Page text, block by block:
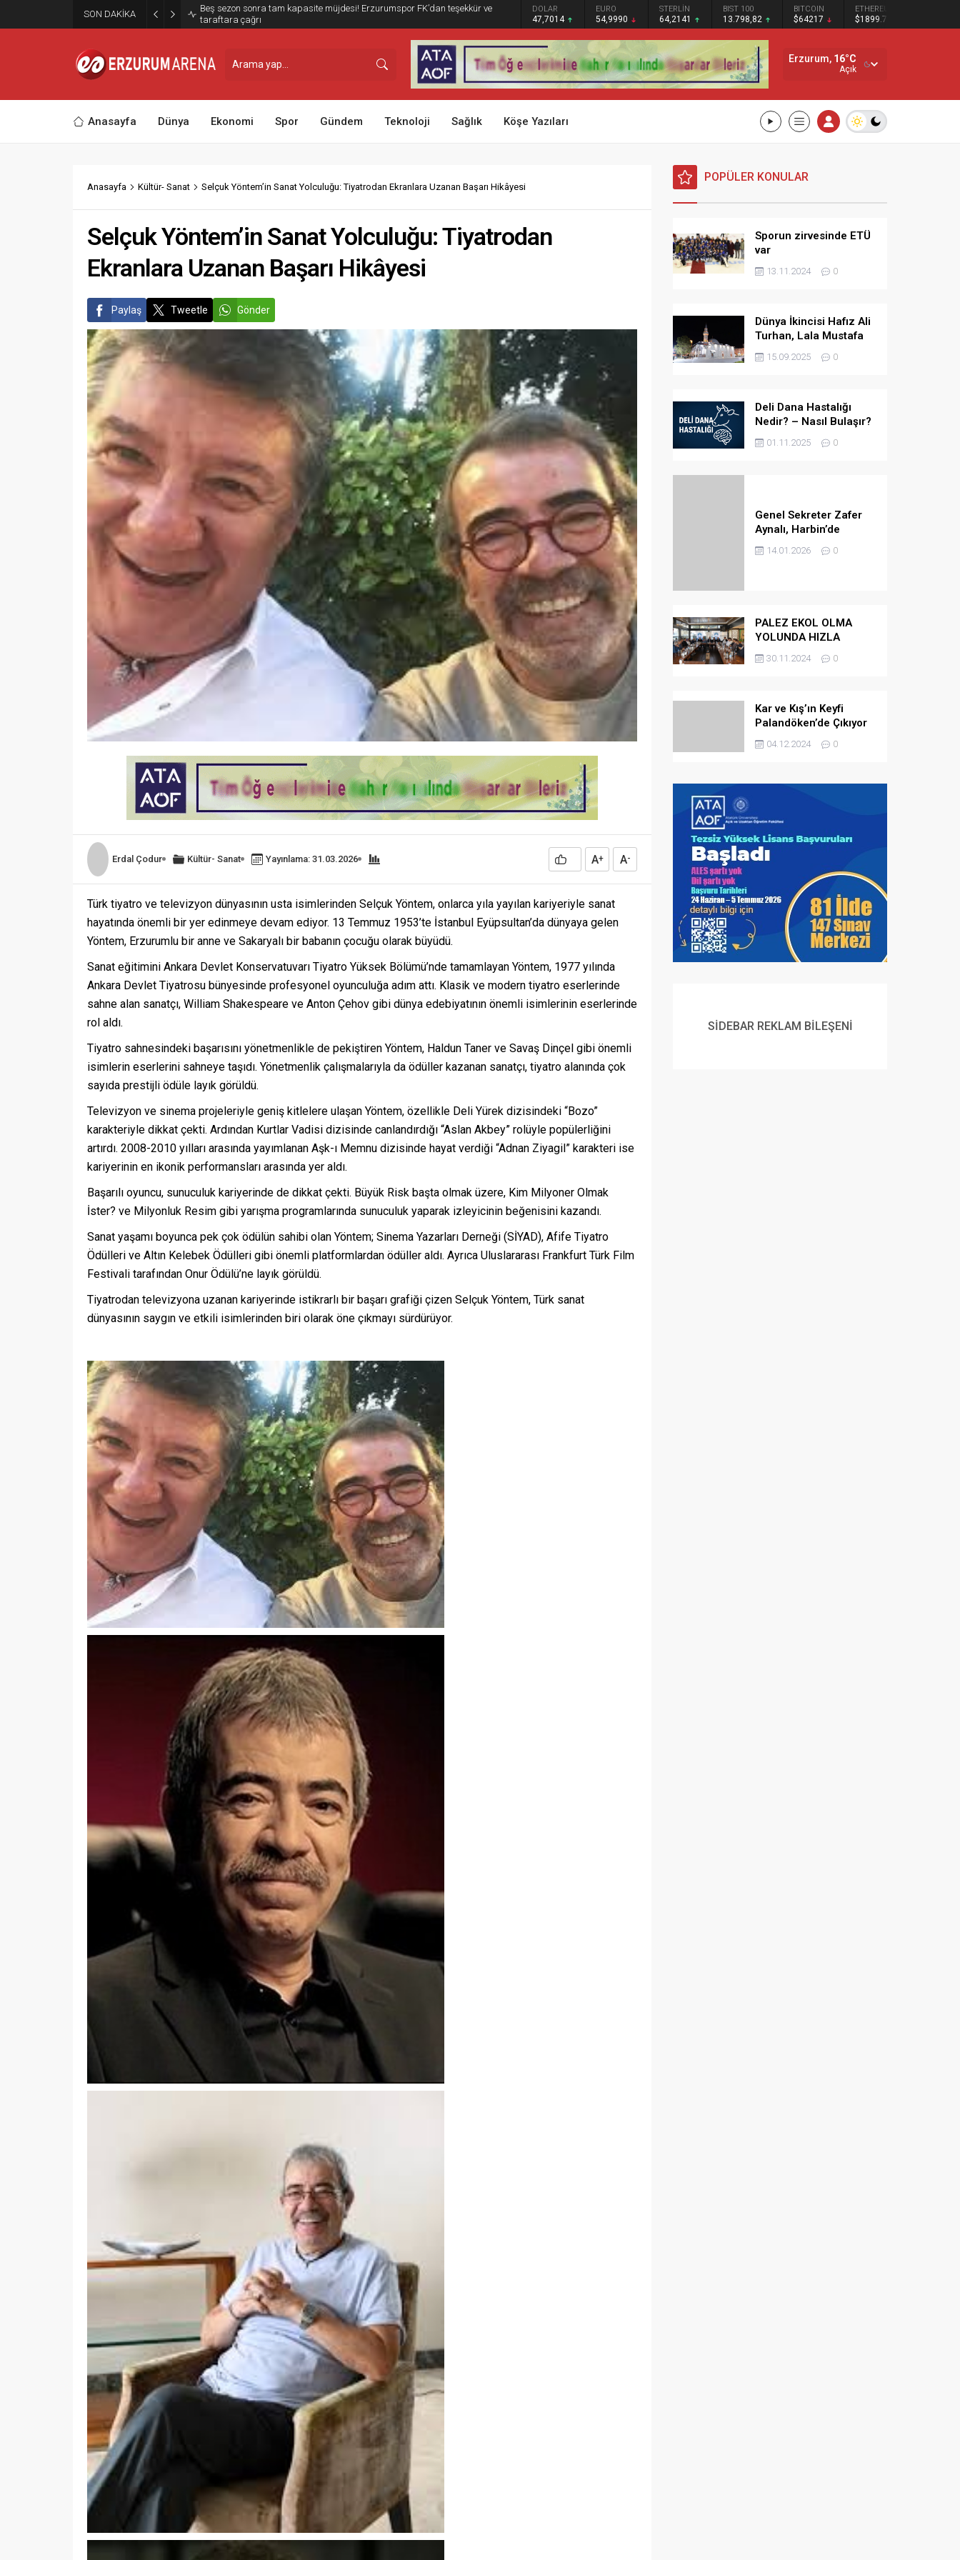
SON DAKİKA
Beş sezon sonra tam kapasite müjdesi! Erzurumspor FK’dan teşekkür ve
taraftara çağrı
GRAM ALTIN
47,7014 54,9990
STERLİN
64,2141
BIST 100
13.798,82
BITCOIN
$64217
ETHEREUM
$1899.77
Erzurum, 16°C
Açık
Anasayfa Dünya Ekonomi Spor Gündem Teknoloji Sağlık Köşe Yazıları
Anasayfa Kültür- Sanat Selçuk Yöntem’in Sanat Yolculuğu: Tiyatrodan Ekranlara Uzanan Başarı Hikâyesi
Selçuk Yöntem’in Sanat Yolculuğu: Tiyatrodan
Ekranlara Uzanan Başarı Hikâyesi
Paylaş Tweetle Gönder
Erdal Çodur Kültür- Sanat Yayınlama: 31.03.2026 A+ A-
Türk tiyatro ve televizyon dünyasının usta isimlerinden Selçuk Yöntem, onlarca yıla yayılan kariyeriyle sanat
hayatında önemli bir yer edinmeye devam ediyor. 13 Temmuz 1953’te İstanbul Eyüpsultan’da dünyaya gelen
Yöntem, Erzurumlu bir anne ve Sakaryalı bir babanın çocuğu olarak büyüdü.
Sanat eğitimini Ankara Devlet Konservatuvarı Tiyatro Yüksek Bölümü’nde tamamlayan Yöntem, 1977 yılında
Ankara Devlet Tiyatrosu bünyesinde profesyonel oyunculuğa adım attı. Klasik ve modern tiyatro eserlerinde
sahne alan sanatçı, William Shakespeare ve Anton Çehov gibi dünya edebiyatının önemli isimlerinin eserlerinde
rol aldı.
Tiyatro sahnesindeki başarısını yönetmenlikle de pekiştiren Yöntem, Haldun Taner ve Savaş Dinçel gibi önemli
isimlerin eserlerini sahneye taşıdı. Yönetmenlik çalışmalarıyla da ödüller kazanan sanatçı, tiyatro alanında çok
sayıda prestijli ödüle layık görüldü.
Televizyon ve sinema projeleriyle geniş kitlelere ulaşan Yöntem, özellikle Deli Yürek dizisindeki “Bozo”
karakteriyle dikkat çekti. Ardından Kurtlar Vadisi dizisinde canlandırdığı “Aslan Akbey” rolüyle popülerliğini
artırdı. 2008-2010 yılları arasında yayımlanan Aşk-ı Memnu dizisinde hayat verdiği “Adnan Ziyagil” karakteri ise
kariyerinin en ikonik performansları arasında yer aldı.
Başarılı oyuncu, sunuculuk kariyerinde de dikkat çekti. Büyük Risk başta olmak üzere, Kim Milyoner Olmak
İster? ve Milyonluk Resim gibi yarışma programlarında sunuculuk yaparak izleyicinin beğenisini kazandı.
Sanat yaşamı boyunca pek çok ödülün sahibi olan Yöntem; Sinema Yazarları Derneği (SİYAD), Afife Tiyatro
Ödülleri ve Altın Kelebek Ödülleri gibi önemli platformlardan ödüller aldı. Ayrıca Uluslararası Frankfurt Türk Film
Festivali tarafından Onur Ödülü’ne layık görüldü.
Tiyatrodan televizyona uzanan kariyerinde istikrarlı bir başarı grafiği çizen Selçuk Yöntem, Türk sanat
dünyasının saygın ve etkili isimlerinden biri olarak öne çıkmayı sürdürüyor.
POPÜLER KONULAR
Sporun zirvesinde ETÜ
var
13.11.2024 0
Dünya İkincisi Hafız Ali
Turhan, Lala Mustafa
Paşa Camii’ne Atandı
15.09.2025 0
Deli Dana Hastalığı
Nedir? – Nasıl Bulaşır?
– Belirtileri Nelerdir? –
Tedavi Yöntemleri
01.11.2025 0
Genel Sekreter Zafer
Aynalı, Harbin’de
Küresel Belediye
Başkanları Diyaloğu’na
14.01.2026 0
PALEZ EKOL OLMA
YOLUNDA HIZLA
İLERLİYOR
30.11.2024 0
Kar ve Kış’ın Keyfi
Palandöken’de Çıkıyor
04.12.2024 0
SİDEBAR REKLAM BİLEŞENİ